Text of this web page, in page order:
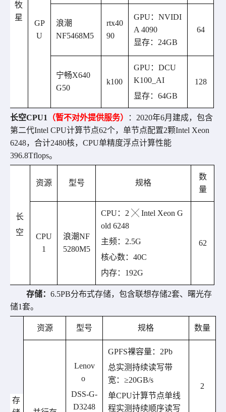
牧
星
GP
U
浪潮
NF5468M5
rtx40
90
GPU ： NVIDI
A 4090
显存： 24GB
64
宁畅X640
G50
k100
GPU ： DCU
K100_AI
显存： 64GB
128
长空CPU1 （暂不对外提供服务） ： 2020年6月建成，包含
第二代Intel CPU计算节点62个，单节点配置2颗Intel Xeon
6248，合计2480核， CPU单精度浮点计算性能
396.8Tflops。
长
空
资源 型号 规格
数
量
CPU
1
浪潮NF
5280M5
CPU ： 2 ╳ Intel Xeon G
old 6248
主频： 2.5G
核心数： 40C
内存： 192G
62
存储： 6.5PB分布式存储，包含联想存储2套、曙光存
储1套。
存
资源 型号 规格 数量
Lenov
o
DSS-G-
D3248
GPFS裸容量 ： 2Pb
总实测持续读写带
宽： ≥20GB/s
单CPU计算节点单线
程实测持续顺序读写
2